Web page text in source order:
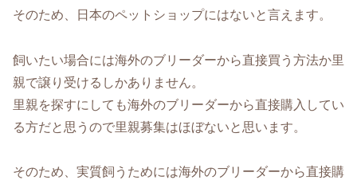
そのため、日本のペットショップにはないと言えます。
飼いたい場合には海外のブリーダーから直接買う方法か里
親で譲り受けるしかありません。
里親を探すにしても海外のブリーダーから直接購入してい
る方だと思うので里親募集はほぼないと思います。
そのため、実質飼うためには海外のブリーダーから直接購